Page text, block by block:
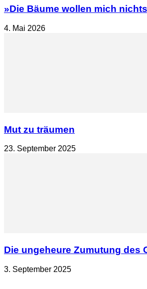
»Die Bäume wollen mich
4. Mai 2026
Mut zu träumen
23. September 2025
Die ungeheure Zumutung des
3. September 2025